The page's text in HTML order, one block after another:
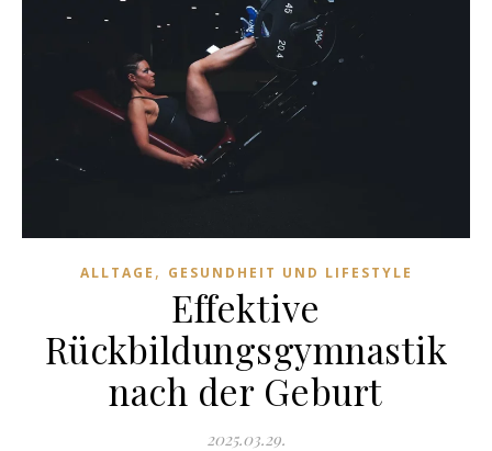
ALLTAGE , GESUNDHEIT UND LIFESTYLE
Effektive
Rückbildungsgymnastik
nach der Geburt
2025.03.29.